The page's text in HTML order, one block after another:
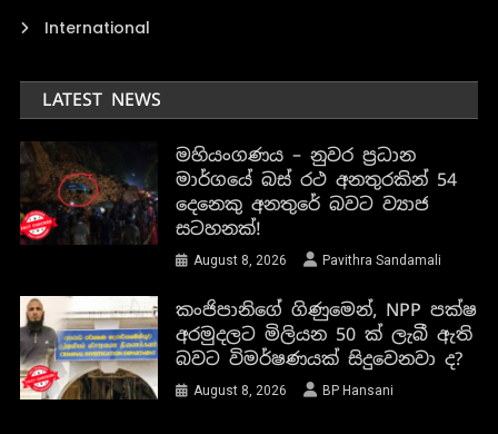
International
LATEST NEWS
මහියංගණය – නුවර ප්‍රධාන
මාර්ගයේ බස් රථ අනතුරකින් 54
දෙනෙකු අනතුරේ බවට ව්‍යාජ
සටහනක්!
August 8, 2026 Pavithra Sandamali
කංජිපානිගේ ගිණුමෙන්, NPP පක්ෂ
අරමුදලට මිලියන 50 ක් ලැබී ඇති
බවට විමර්ෂණයක් සිදුවෙනවා ද?
August 8, 2026 BP Hansani